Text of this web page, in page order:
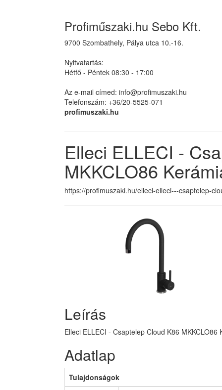
Profiműszaki.hu Sebo Kft.
9700 Szombathely, Pálya utca 10.-16.
Nyitvatartás:
Hétfő - Péntek 08:30 - 17:00
Az e-mail címed: info@profimuszaki.hu
Telefonszám: +36/20-5525-071
profimuszaki.hu
Elleci ELLECI -
MKKCLO86
https://profimuszaki.hu/elleci-elleci---csaptelep-
Leírás
Elleci ELLECI - Csaptelep Cloud K86 MKKCLO86
Adatlap
Tulajdonságok